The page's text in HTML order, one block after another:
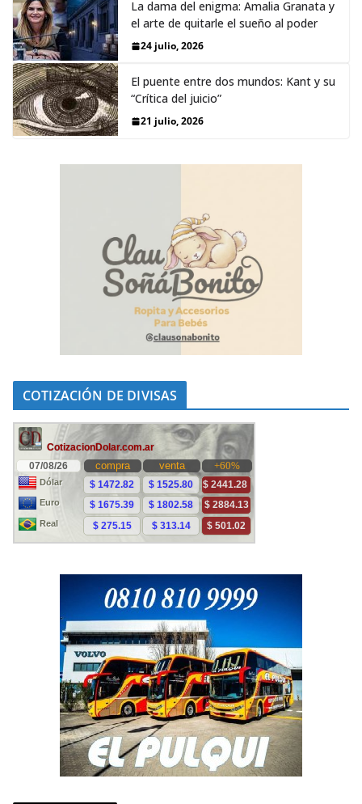
La dama del enigma: Amalia Granata y
el arte de quitarle el sueño al poder
24 julio, 2026
El puente entre dos mundos: Kant y su
“Crítica del juicio”
21 julio, 2026
COTIZACIÓN DE DIVISAS